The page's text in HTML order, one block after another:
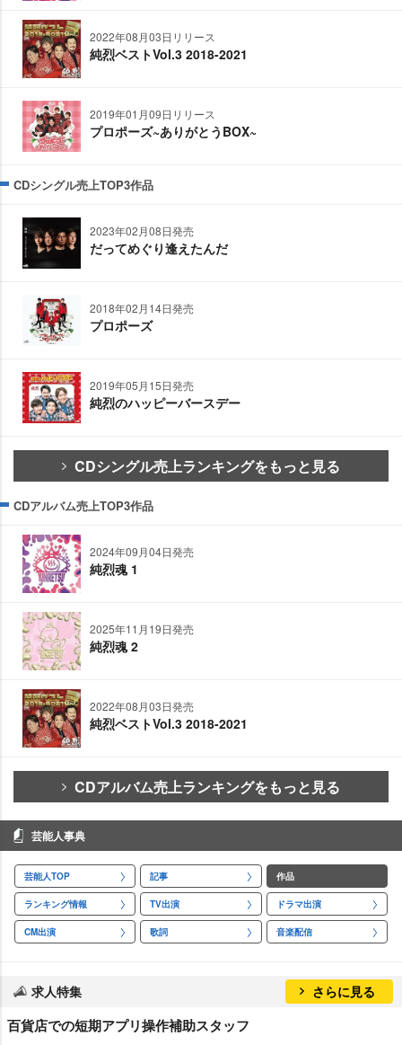
2022年08月03日リリース
純烈ベストVol.3 2018-2021
2019年01月09日リリース
プロポーズ~ありがとうBOX~
CDシングル売上TOP3作品
2023年02月08日発売
だってめぐり逢えたんだ
2018年02月14日発売
プロポーズ
2019年05月15日発売
純烈のハッピーバースデー
CDシングル売上ランキングをもっと見る
CDアルバム売上TOP3作品
2024年09月04日発売
純烈魂 1
2025年11月19日発売
純烈魂 2
2022年08月03日発売
純烈ベストVol.3 2018-2021
CDアルバム売上ランキングをもっと見る
芸能人事典
芸能人TOP 記事 作品
ランキング情報 TV出演 ドラマ出演
CM出演 歌詞 音楽配信
求人特集 さらに見る
百貨店での短期アプリ操作補助スタッフ